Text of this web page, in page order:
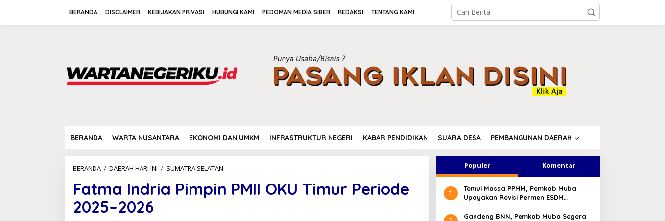
BERANDA DISCLAIMER KEBIJAKAN PRIVASI HUBUNGI KAMI PEDOMAN MEDIA SIBER REDAKSI TENTANG KAMI
BERANDA WARTA NUSANTARA EKONOMI DAN UMKM INFRASTRUKTUR NEGERI KABAR PENDIDIKAN SUARA DESA PEMBANGUNAN DAERAH
BERANDA / DAERAH HARI INI / SUMATRA SELATAN
t
m
Fatma Indria Pimpin PMII OKU Timur Periode
2025–2026
Populer Komentar
1
Temui Massa PPMM, Pemkab Muba
Upayakan Revisi Permen ESDM
Gandeng BNN, Pemkab Muba Segera